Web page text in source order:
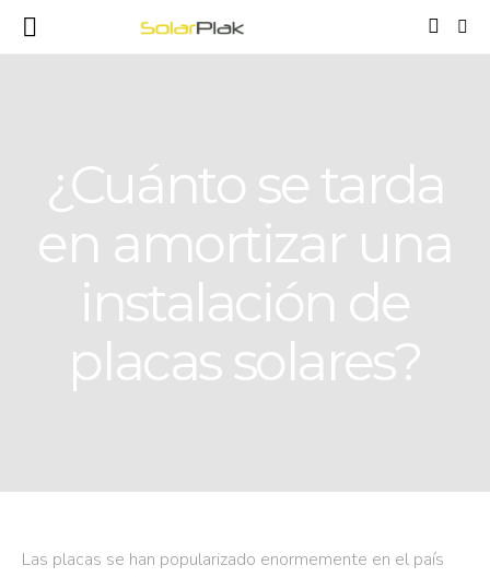
¿Cuánto se tarda
en amortizar una
instalación de
placas solares?
Las placas se han popularizado enormemente en el país